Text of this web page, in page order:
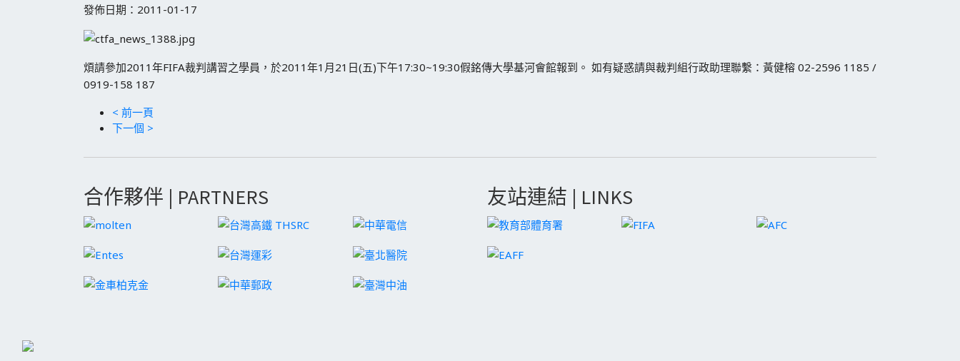
發佈日期：2011-01-17
煩請參加2011年FIFA裁判講習之學員，於2011年1月21日(五)下午17:30~19:30假銘傳大學基河會館報到。 如有疑惑請與裁判組行政助理聯繫：黃健榕 02-2596 1185 /
0919-158 187
< 前一頁
下一個 >
合作夥伴 | PARTNERS 友站連結 | LINKS